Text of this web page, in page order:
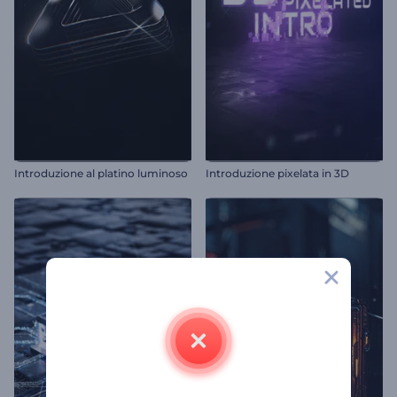
Introduzione al platino luminoso Introduzione pixelata in 3D